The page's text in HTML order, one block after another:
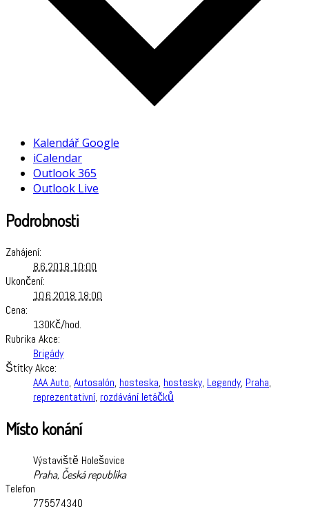
Kalendář Google
iCalendar
Outlook 365
Outlook Live
Podrobnosti
Zahájení:
8.6.2018 10:00
Ukončení:
10.6.2018 18:00
Cena:
130Kč/hod.
Rubrika Akce:
Brigády
Štítky Akce:
AAA Auto, Autosalón, hosteska, hostesky, Legendy, Praha,
reprezentativní, rozdávání letáčků
Místo konání
Výstaviště Holešovice
Praha, Česká republika
Telefon
775574340